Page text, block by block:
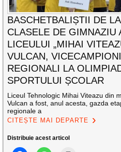
BASCHETBALIȘTII DE LA
CLASELE DE GIMNAZIU
LICEULUI „MIHAI
VULCAN, VICECAMPIONI
REGIONALI LA
SPORTULUI ȘCOLAR
Liceul Tehnologic Mihai Viteazu din
Vulcan a fost, anul acesta, gazda
regionale a
CITEȘTE MAI DEPARTE
Distribuie acest articol